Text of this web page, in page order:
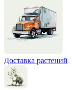
Доставка растений